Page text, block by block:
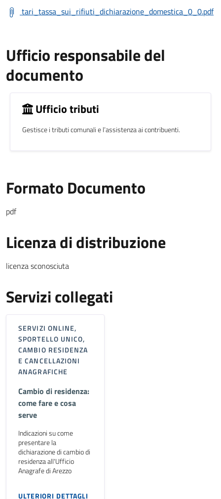
tari_tassa_sui_rifiuti_dichiarazione_domestica_0_0.pdf
Ufficio responsabile del
documento
Ufficio tributi
Gestisce i tributi comunali e l’assistenza ai contribuenti.
Formato Documento
pdf
Licenza di distribuzione
licenza sconosciuta
Servizi collegati
SERVIZI ONLINE,
SPORTELLO UNICO,
CAMBIO RESIDENZA
E CANCELLAZIONI
ANAGRAFICHE
Cambio di residenza:
come fare e cosa
serve
Indicazioni su come
presentare la
dichiarazione di cambio di
residenza all'Ufficio
Anagrafe di Arezzo
ULTERIORI DETTAGLI